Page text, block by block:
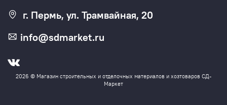
2026 © Магазин строительных и отделочных материалов и хозтоваров СД-
Маркет
г. Пермь, ул. Трамвайная, 20
info@sdmarket.ru